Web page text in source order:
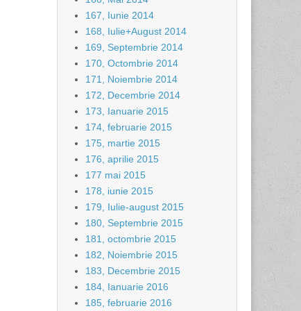
167, Iunie 2014
168, Iulie+August 2014
169, Septembrie 2014
170, Octombrie 2014
171, Noiembrie 2014
172, Decembrie 2014
173, Ianuarie 2015
174, februarie 2015
175, martie 2015
176, aprilie 2015
177 mai 2015
178, iunie 2015
179, Iulie-august 2015
180, Septembrie 2015
181, octombrie 2015
182, Noiembrie 2015
183, Decembrie 2015
184, Ianuarie 2016
185, februarie 2016